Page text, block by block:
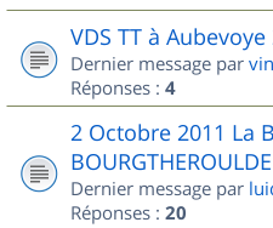
VDS TT à
Dernier message par
Réponses : 4
2 Octobre 2011 La
Dernier message par
Réponses : 20